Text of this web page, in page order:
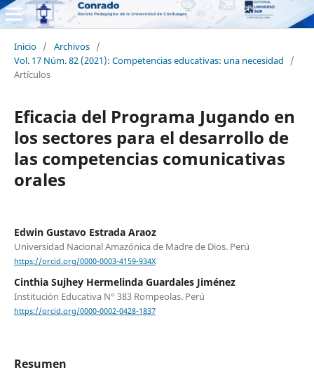
Inicio / Archivos /
Vol. 17 Núm. 82 (2021): Competencias educativas: una necesidad
/
Artículos
Eficacia del Programa Jugando en
los sectores para el desarrollo de
las competencias comunicativas
orales
Edwin Gustavo Estrada Araoz
Universidad Nacional Amazónica de Madre de Dios. Perú
https://orcid.org/0000-0003-4159-934X
Cinthia Sujhey Hermelinda Guardales Jiménez
Institución Educativa N° 383 Rompeolas. Perú
https://orcid.org/0000-0002-0428-1837
Resumen